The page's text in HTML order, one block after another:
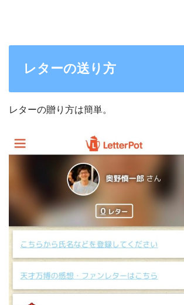
レターの送り方
レターの贈り方は簡単。